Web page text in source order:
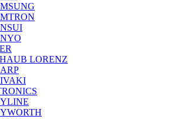
LORENZ